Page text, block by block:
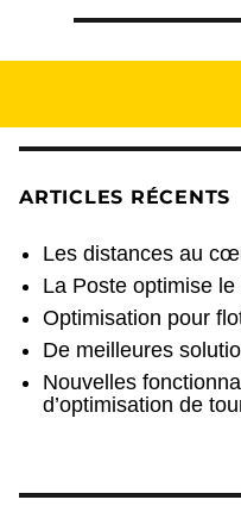
ARTICLES RÉCENTS
Les distances au
La Poste optimise
Optimisation pour
De meilleures
Nouvelles
d’optimisation de